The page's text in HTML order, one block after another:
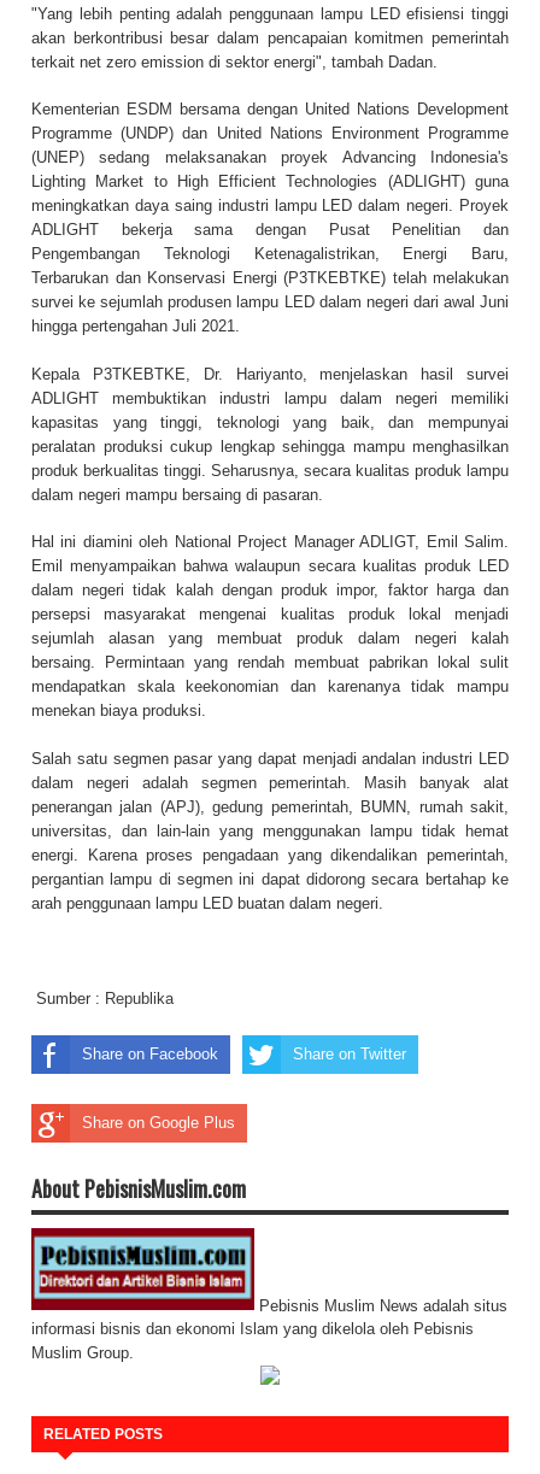
"Yang lebih penting adalah penggunaan lampu LED efisiensi tinggi
akan berkontribusi besar dalam pencapaian komitmen pemerintah
terkait net zero emission di sektor energi", tambah Dadan.
Kementerian ESDM bersama dengan United Nations Development
Programme (UNDP) dan United Nations Environment Programme
(UNEP) sedang melaksanakan proyek Advancing Indonesia's
Lighting Market to High Efficient Technologies (ADLIGHT) guna
meningkatkan daya saing industri lampu LED dalam negeri. Proyek
ADLIGHT bekerja sama dengan Pusat Penelitian dan
Pengembangan Teknologi Ketenagalistrikan, Energi Baru,
Terbarukan dan Konservasi Energi (P3TKEBTKE) telah melakukan
survei ke sejumlah produsen lampu LED dalam negeri dari awal Juni
hingga pertengahan Juli 2021.
Kepala P3TKEBTKE, Dr. Hariyanto, menjelaskan hasil survei
ADLIGHT membuktikan industri lampu dalam negeri memiliki
kapasitas yang tinggi, teknologi yang baik, dan mempunyai
peralatan produksi cukup lengkap sehingga mampu menghasilkan
produk berkualitas tinggi. Seharusnya, secara kualitas produk lampu
dalam negeri mampu bersaing di pasaran.
Hal ini diamini oleh National Project Manager ADLIGT, Emil Salim.
Emil menyampaikan bahwa walaupun secara kualitas produk LED
dalam negeri tidak kalah dengan produk impor, faktor harga dan
persepsi masyarakat mengenai kualitas produk lokal menjadi
sejumlah alasan yang membuat produk dalam negeri kalah
bersaing. Permintaan yang rendah membuat pabrikan lokal sulit
mendapatkan skala keekonomian dan karenanya tidak mampu
menekan biaya produksi.
Salah satu segmen pasar yang dapat menjadi andalan industri LED
dalam negeri adalah segmen pemerintah. Masih banyak alat
penerangan jalan (APJ), gedung pemerintah, BUMN, rumah sakit,
universitas, dan lain-lain yang menggunakan lampu tidak hemat
energi. Karena proses pengadaan yang dikendalikan pemerintah,
pergantian lampu di segmen ini dapat didorong secara bertahap ke
arah penggunaan lampu LED buatan dalam negeri.
Sumber : Republika
Share on Facebook Share on Twitter
Share on Google Plus
About PebisnisMuslim.com
Pebisnis Muslim News adalah situs
informasi bisnis dan ekonomi Islam yang dikelola oleh Pebisnis
Muslim Group.
RELATED POSTS